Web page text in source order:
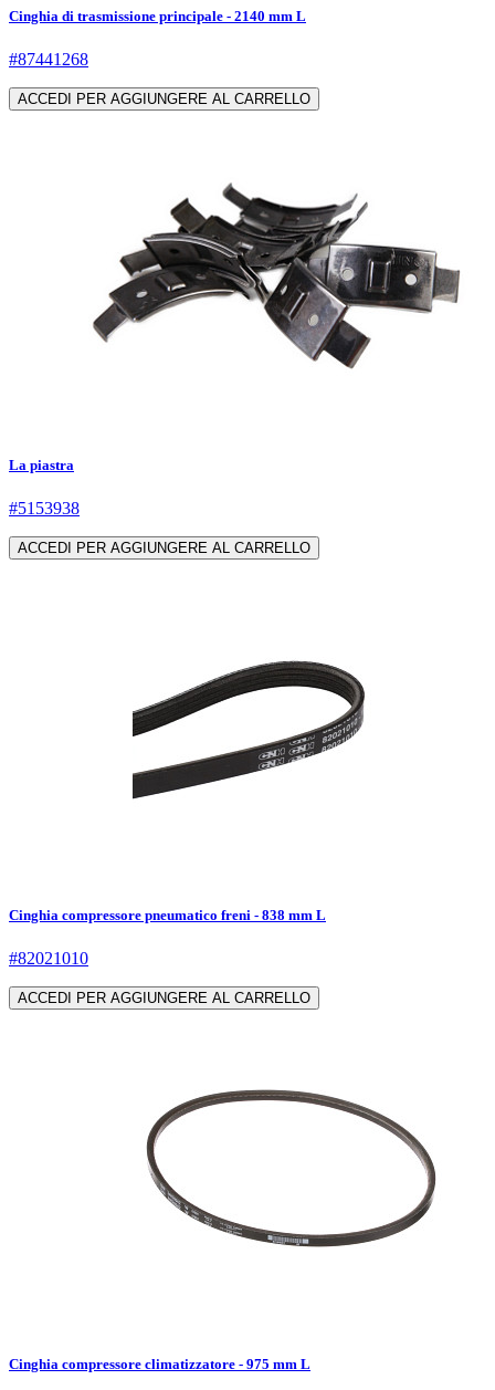
Cinghia di trasmissione principale - 2140 mm L
#87441268
ACCEDI PER AGGIUNGERE AL CARRELLO
La piastra
#5153938
ACCEDI PER AGGIUNGERE AL CARRELLO
Cinghia compressore pneumatico freni - 838 mm L
#82021010
ACCEDI PER AGGIUNGERE AL CARRELLO
Cinghia compressore climatizzatore - 975 mm L